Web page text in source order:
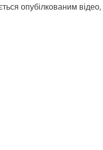
опубілкованим відео,